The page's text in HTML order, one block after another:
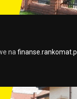
nafinanse.rankomat.pl